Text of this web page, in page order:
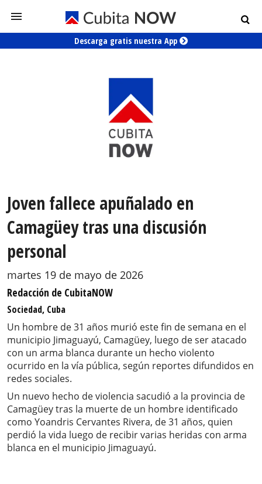
Descarga gratis nuestra App
Joven fallece apuñalado en
Camagüey tras una discusión
personal
martes 19 de mayo de 2026
Redacción de CubitaNOW
Sociedad, Cuba
Un hombre de 31 años murió este fin de semana en el
municipio Jimaguayú, Camagüey, luego de ser atacado
con un arma blanca durante un hecho violento
ocurrido en la vía pública, según reportes difundidos en
redes sociales.
Un nuevo hecho de violencia sacudió a la provincia de
Camagüey tras la muerte de un hombre identificado
como Yoandris Cervantes Rivera, de 31 años, quien
perdió la vida luego de recibir varias heridas con arma
blanca en el municipio Jimaguayú.